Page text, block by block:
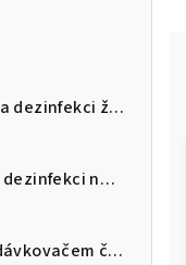
DOZ50ZCREC Stojan na dezinfekci žlutočerný
DOZ50PREC Stojan na dezinfekci nerez leštěný
DOZ50MREC Stojan s dávkovačem černý